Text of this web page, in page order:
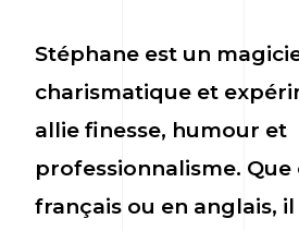
Stéphane est un
charismatique et
allie finesse, humour et
professionnalisme. Que
français ou en anglais,